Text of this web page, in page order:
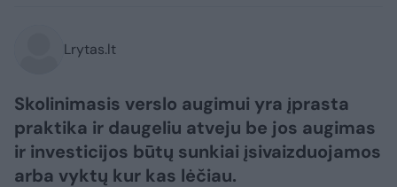
Lrytas.lt
Skolinimasis verslo augimui yra įprasta
praktika ir daugeliu atveju be jos augimas
ir investicijos būtų sunkiai įsivaizduojamos
arba vyktų kur kas lėčiau.